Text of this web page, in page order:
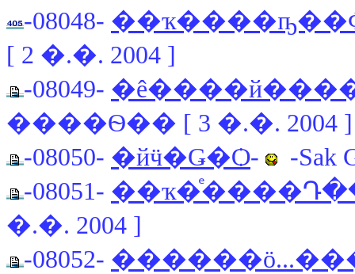
-08048-
[ 2 �.�. 2004 ]
-08049-
����Ѳ�� [ 3 �.�. 2004 ]
-08050- �йӵ�Ǥ�Ѻ-
-Sak
-08051-
�.�. 2004 ]
-08052-